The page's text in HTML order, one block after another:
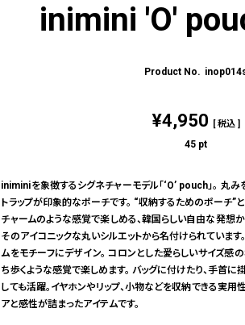
inimini 'O'
¥4,950 税込
45 pt
iniminiを象徴するシグネチャーモデル「‘O’ pouch」。 丸
トラップが印象的なポーチです。 “収納するためのポーチ”
チャームのような感覚で楽しめる、韓国らしい自由な発想か
そのアイコニックな丸いシルエットから名付けられています
ムをモチーフにデザイン。 コロンとした愛らしいサイズ感
ち歩くような感覚で楽しめます。 バッグに付けたり、手首に
しても活躍。イヤホンやリップ、小物などを収納できる実
アと感性が詰まったアイテムです。